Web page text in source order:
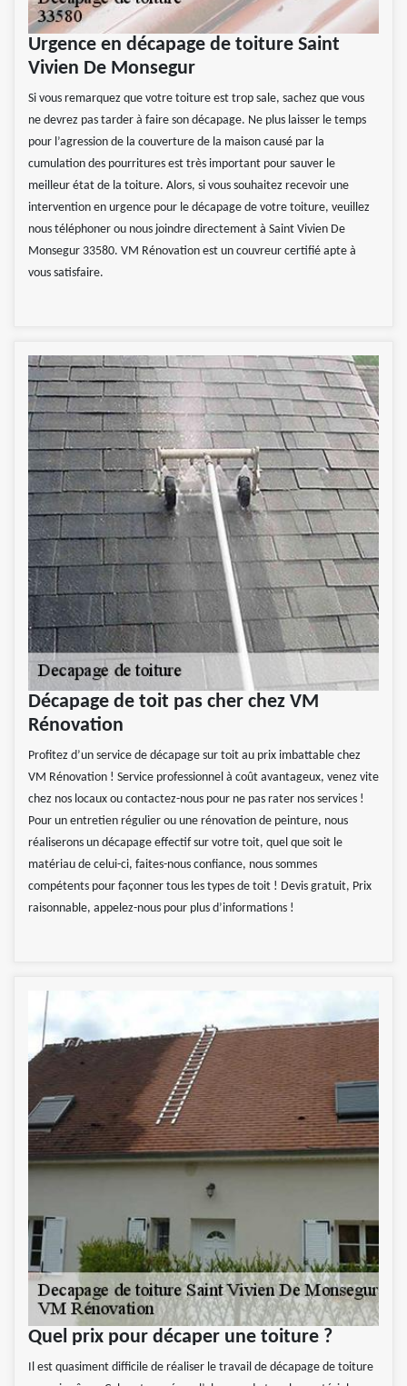
Urgence en décapage de toiture Saint
Vivien De Monsegur
Si vous remarquez que votre toiture est trop sale, sachez que vous
ne devrez pas tarder à faire son décapage. Ne plus laisser le temps
pour l’agression de la couverture de la maison causé par la
cumulation des pourritures est très important pour sauver le
meilleur état de la toiture. Alors, si vous souhaitez recevoir une
intervention en urgence pour le décapage de votre toiture, veuillez
nous téléphoner ou nous joindre directement à Saint Vivien De
Monsegur 33580. VM Rénovation est un couvreur certifié apte à
vous satisfaire.
Décapage de toit pas cher chez VM
Rénovation
Profitez d’un service de décapage sur toit au prix imbattable chez
VM Rénovation ! Service professionnel à coût avantageux, venez vite
chez nos locaux ou contactez-nous pour ne pas rater nos services !
Pour un entretien régulier ou une rénovation de peinture, nous
réaliserons un décapage effectif sur votre toit, quel que soit le
matériau de celui-ci, faites-nous confiance, nous sommes
compétents pour façonner tous les types de toit ! Devis gratuit, Prix
raisonnable, appelez-nous pour plus d’informations !
Quel prix pour décaper une toiture ?
Il est quasiment difficile de réaliser le travail de décapage de toiture